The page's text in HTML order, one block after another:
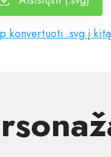
konvertuoti .svg į